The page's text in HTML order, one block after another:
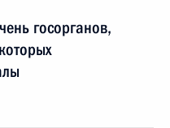
госорганов,